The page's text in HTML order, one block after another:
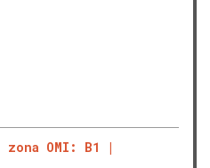
zona OMI: B1